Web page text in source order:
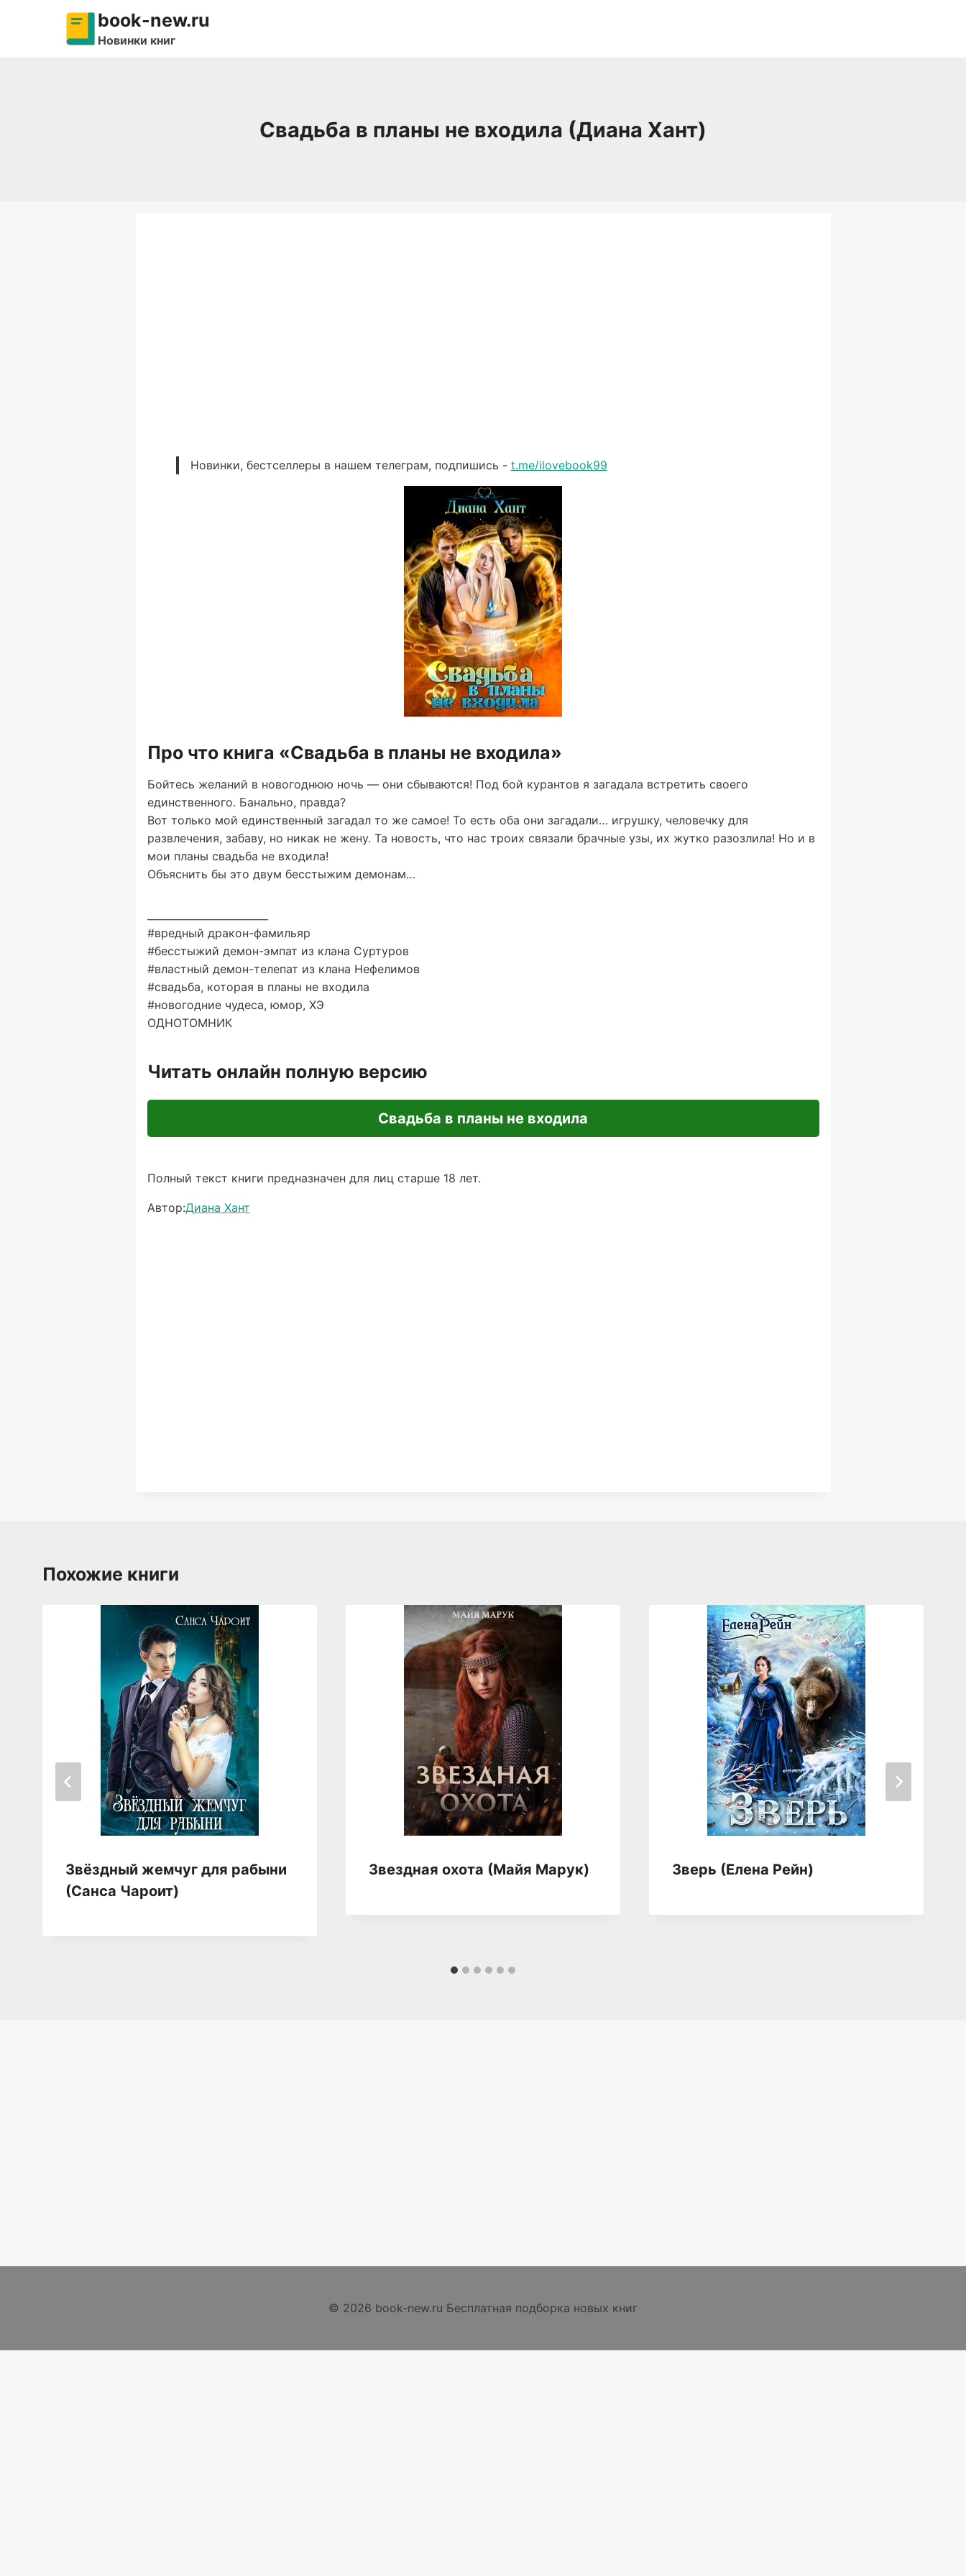
содержимому
book-new.ru
Новинки книг
Свадьба в планы не входила (Диана Хант)
Новинки, бестселлеры в нашем телеграм, подпишись - t.me/ilovebook99
Про что книга «Свадьба в планы не входила»
Бойтесь желаний в новогоднюю ночь — они сбываются! Под бой курантов я загадала встретить своего
единственного. Банально, правда?
Вот только мой единственный загадал то же самое! То есть оба они загадали… игрушку, человечку для
развлечения, забаву, но никак не жену. Та новость, что нас троих связали брачные узы, их жутко разозлила! Но и в
мои планы свадьба не входила!
Объяснить бы это двум бесстыжим демонам…
#вредный дракон-фамильяр
#бесстыжий демон-эмпат из клана Суртуров
#властный демон-телепат из клана Нефелимов
#свадьба, которая в планы не входила
#новогодние чудеса, юмор, ХЭ
ОДНОТОМНИК
Читать онлайн полную версию
Свадьба в планы не входила
Полный текст книги предназначен для лиц старше 18 лет.
Автор:Диана Хант
Похожие книги
Звёздный жемчуг для рабыни
(Санса Чароит)
Звездная охота (Майя Марук) Зверь (Елена Рейн)
© 2026 book-new.ru Бесплатная подборка новых книг